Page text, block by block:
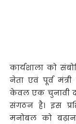
कार्यशाला को
नेता एवं पूर्व
केवल एक चुनावी
संगठन है। इस
मनोबल को